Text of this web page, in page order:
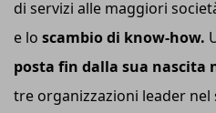
di servizi alle maggiori
e lo scambio di know-how.
posta fin dalla sua nascita
tre organizzazioni leader